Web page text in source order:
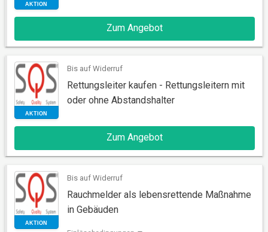
Zum Angebot
Bis auf Widerruf
Rettungsleiter kaufen - Rettungsleitern mit
oder ohne Abstandshalter
Zum Angebot
Bis auf Widerruf
Rauchmelder als lebensrettende Maßnahme
in Gebäuden